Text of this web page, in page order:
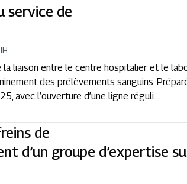
service de
la liaison entre le centre hospitalier et le
des prélèvements sanguins.
avec l’ouverture d’une ligne réguli...
de
d’un groupe d’expertise